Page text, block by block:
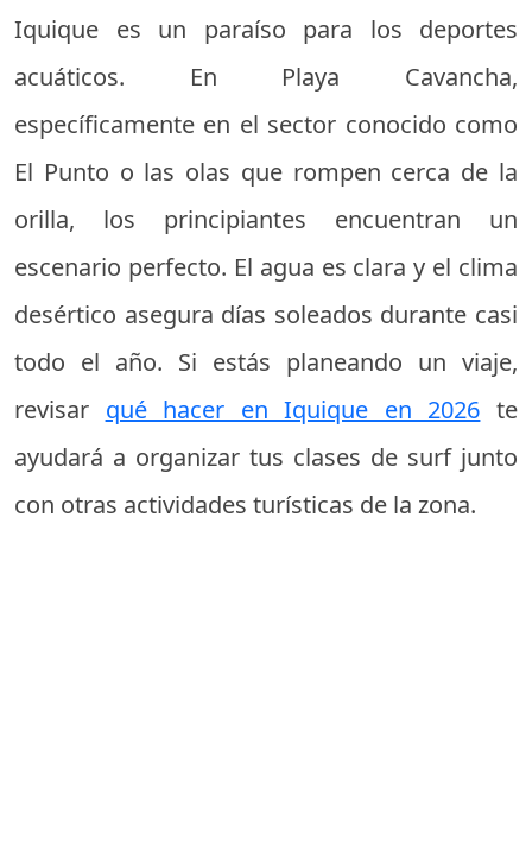
Iquique es un paraíso para los deportes
acuáticos. En Playa Cavancha,
específicamente en el sector conocido como
El Punto o las olas que rompen cerca de la
orilla, los principiantes encuentran un
escenario perfecto. El agua es clara y el clima
desértico asegura días soleados durante casi
todo el año. Si estás planeando un viaje,
revisar qué hacer en Iquique en 2026 te
ayudará a organizar tus clases de surf junto
con otras actividades turísticas de la zona.